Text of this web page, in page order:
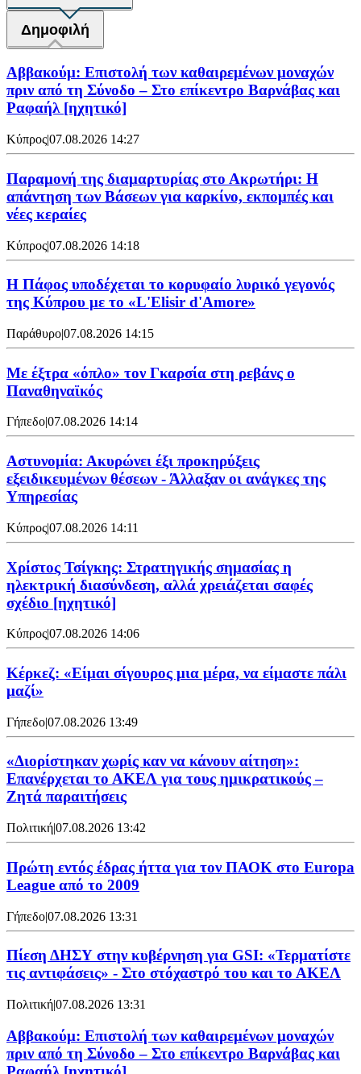
Δημοφιλή
Αββακούμ: Επιστολή των καθαιρεμένων μοναχών
πριν από τη Σύνοδο – Στο επίκεντρο Βαρνάβας και
Ραφαήλ [ηχητικό]
Κύπρος|07.08.2026 14:27
Παραμονή της διαμαρτυρίας στο Ακρωτήρι: Η
απάντηση των Βάσεων για καρκίνο, εκπομπές και
νέες κεραίες
Κύπρος|07.08.2026 14:18
Η Πάφος υποδέχεται το κορυφαίο λυρικό γεγονός
της Κύπρου με το «L'Elisir d'Amore»
Παράθυρο|07.08.2026 14:15
Mε έξτρα «όπλο» τον Γκαρσία στη ρεβάνς ο
Παναθηναϊκός
Γήπεδο|07.08.2026 14:14
Αστυνομία: Ακυρώνει έξι προκηρύξεις
εξειδικευμένων θέσεων - Άλλαξαν οι ανάγκες της
Υπηρεσίας
Κύπρος|07.08.2026 14:11
Χρίστος Τσίγκης: Στρατηγικής σημασίας η
ηλεκτρική διασύνδεση, αλλά χρειάζεται σαφές
σχέδιο [ηχητικό]
Κύπρος|07.08.2026 14:06
Κέρκεζ: «Είμαι σίγουρος μια μέρα, να είμαστε πάλι
μαζί»
Γήπεδο|07.08.2026 13:49
«Διορίστηκαν χωρίς καν να κάνουν αίτηση»:
Επανέρχεται το ΑΚΕΛ για τους ημικρατικούς –
Ζητά παραιτήσεις
Πολιτική|07.08.2026 13:42
Πρώτη εντός έδρας ήττα για τον ΠΑΟΚ στο Europa
League από το 2009
Γήπεδο|07.08.2026 13:31
Πίεση ΔΗΣΥ στην κυβέρνηση για GSI: «Τερματίστε
τις αντιφάσεις» - Στο στόχαστρό του και το ΑΚΕΛ
Πολιτική|07.08.2026 13:31
Αββακούμ: Επιστολή των καθαιρεμένων μοναχών
πριν από τη Σύνοδο – Στο επίκεντρο Βαρνάβας και